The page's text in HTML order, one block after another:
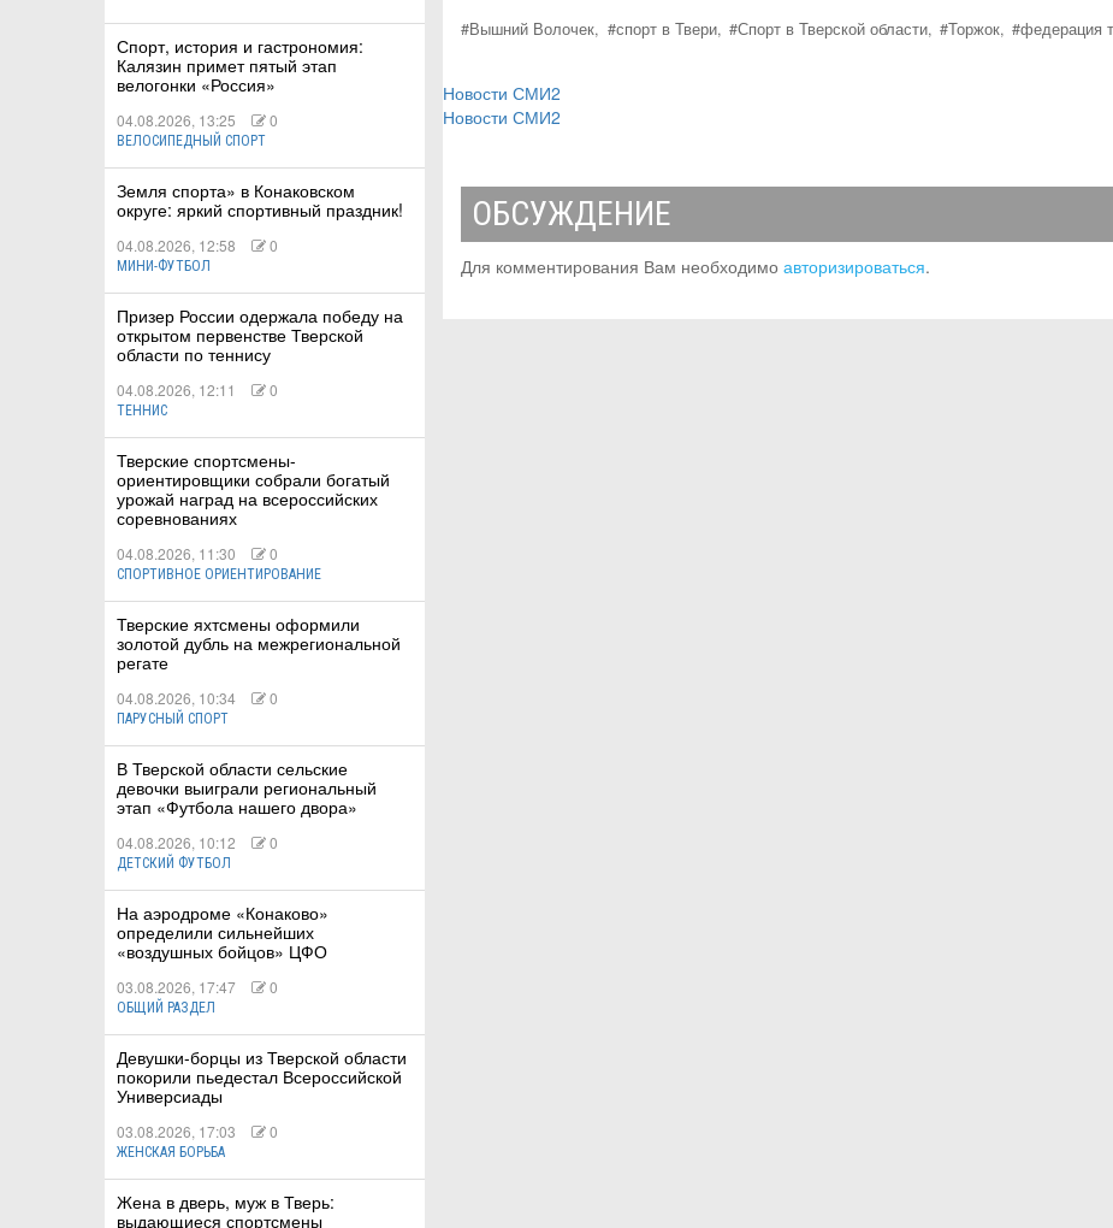
Спорт, история и гастрономия:
Калязин примет пятый этап
велогонки «Россия»
04.08.2026, 13:25 0
ВЕЛОСИПЕДНЫЙ СПОРТ
Земля спорта» в Конаковском
округе: яркий спортивный праздник!
04.08.2026, 12:58 0
МИНИ-ФУТБОЛ
Призер России одержала победу на
открытом первенстве Тверской
области по теннису
04.08.2026, 12:11 0
ТЕННИС
Тверские спортсмены-
ориентировщики собрали богатый
урожай наград на всероссийских
соревнованиях
04.08.2026, 11:30 0
СПОРТИВНОЕ ОРИЕНТИРОВАНИЕ
Тверские яхтсмены оформили
золотой дубль на межрегиональной
регате
04.08.2026, 10:34 0
ПАРУСНЫЙ СПОРТ
В Тверской области сельские
девочки выиграли региональный
этап «Футбола нашего двора»
04.08.2026, 10:12 0
ДЕТСКИЙ ФУТБОЛ
На аэродроме «Конаково»
определили сильнейших
«воздушных бойцов» ЦФО
03.08.2026, 17:47 0
ОБЩИЙ РАЗДЕЛ
Девушки-борцы из Тверской области
покорили пьедестал Всероссийской
Универсиады
03.08.2026, 17:03 0
ЖЕНСКАЯ БОРЬБА
Жена в дверь, муж в Тверь:
выдающиеся спортсмены
#Вышний Волочек, #спорт в Твери, #Спорт в Тверской области, #Торжок, #федерация
Новости СМИ2
Новости СМИ2
ОБСУЖДЕНИЕ
Для комментирования Вам необходимоавторизироваться.